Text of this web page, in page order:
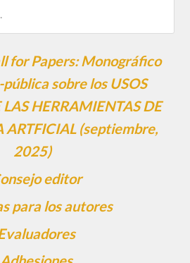
for Papers: Monográfico
sobre los USOS
HERRAMIENTAS DE
ARTFICIAL (septiembre,
2025)
editor
para los autores